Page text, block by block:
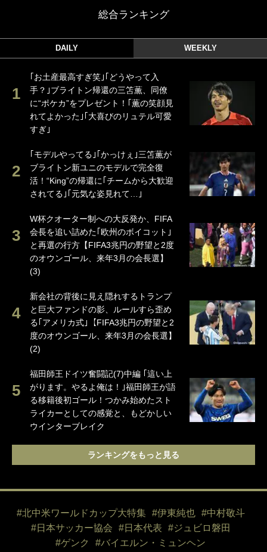
総合ランキング
DAILY WEEKLY
｢お土産最高すぎ笑｣｢どうやって入
手？｣ブライトン帰還の三笘薫、同僚
に“ポケカ”をプレゼント！｢薫の笑顔見
れてよかった｣｢大喜びのリュテル可愛
すぎ｣
｢モデルやってる｣｢かっけぇ｣三笘薫が
ブライトン新ユニのモデルで完全復
活！“King”の帰還に｢チームから大歓迎
されてる｣｢元気な姿見れて…｣
W杯クオーター制への大反発か、FIFA
会長を追い詰めた｢欧州のボイコット｣
と再選の行方【FIFA3兆円の野望と2度
のオウンゴール、来年3月の会長選】
(3)
新会社の背後に見え隠れするトランプ
と巨大ファンドの影、ルールすら歪め
る｢アメリカ式｣【FIFA3兆円の野望と2
度のオウンゴール、来年3月の会長選】
(2)
福田師王ドイツ奮闘記(7)中編 ｢這い上
がります。やるよ俺は！｣福田師王が語
る移籍後初ゴール！つかみ始めたスト
ライカーとしての感覚と、もどかしい
ウインターブレイク
ランキングをもっと見る
#北中米ワールドカップ大特集 #伊東純也
#中村敬斗
#日本サッカー協会
#日本代表
#ジュビロ磐田
#ゲンク
#バイエルン・ミュンヘン